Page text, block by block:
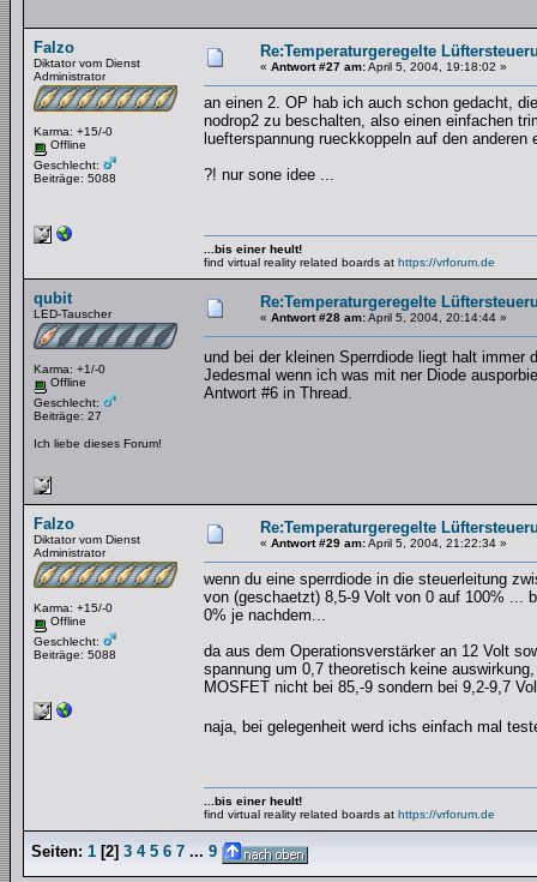
Falzo
Diktator vom Dienst
Administrator
Karma: +15/-0
Offline
Geschlecht:
Beiträge: 5088
Re:Temperaturgeregelte
« Antwort #27 am:April 5, 2004, 19:18:02 »
an einen 2. OP hab ich auch schon gedacht,
nodrop2 zu beschalten, also einen einfachen
luefterspannung rueckkoppeln auf den
?! nur sone idee ...
...bis einer heult!
find virtual reality related boards at https://vrforum.de
qubit
LED-Tauscher
Karma: +1/-0
Offline
Geschlecht:
Beiträge: 27
Ich liebe dieses Forum!
Re:Temperaturgeregelte
« Antwort #28 am:April 5, 2004, 20:14:44 »
und bei der kleinen Sperrdiode liegt halt
Jedesmal wenn ich was mit ner Diode
Antwort #6 in Thread.
Falzo
Diktator vom Dienst
Administrator
Karma: +15/-0
Offline
Geschlecht:
Beiträge: 5088
Re:Temperaturgeregelte
« Antwort #29 am:April 5, 2004, 21:22:34 »
wenn du eine sperrdiode in die steuerleitung
von (geschaetzt) 8,5-9 Volt von 0 auf 100% ...
0% je nachdem...
da aus dem Operationsverstärker an 12 Volt
spannung um 0,7 theoretisch keine
MOSFET nicht bei 85,-9 sondern bei 9,2-9,7
naja, bei gelegenheit werd ichs einfach mal
...bis einer heult!
find virtual reality related boards at https://vrforum.de
Seiten: 1 [2] 3 4 5 6 7 ... 9